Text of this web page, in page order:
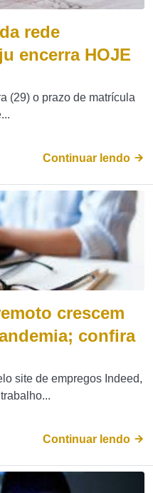
rede
encerra HOJE
(29) o prazo de matrícula
Continuar lendo
crescem
confira
site de empregos Indeed,
Continuar lendo